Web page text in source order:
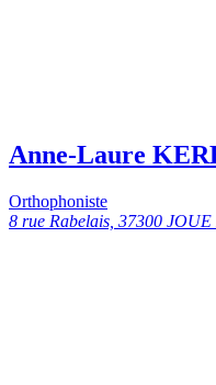
Anne-Laure
Orthophoniste
8 rue Rabelais, 37300